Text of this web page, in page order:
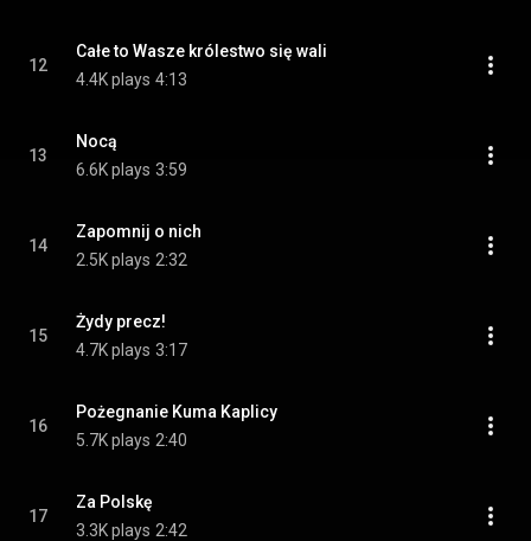
12
Całe to Wasze królestwo się wali
4.4K plays 4:13
13
Nocą
6.6K plays 3:59
14
Zapomnij o nich
2.5K plays 2:32
15
Żydy precz!
4.7K plays 3:17
16
Pożegnanie Kuma Kaplicy
5.7K plays 2:40
17
Za Polskę
3.3K plays 2:42